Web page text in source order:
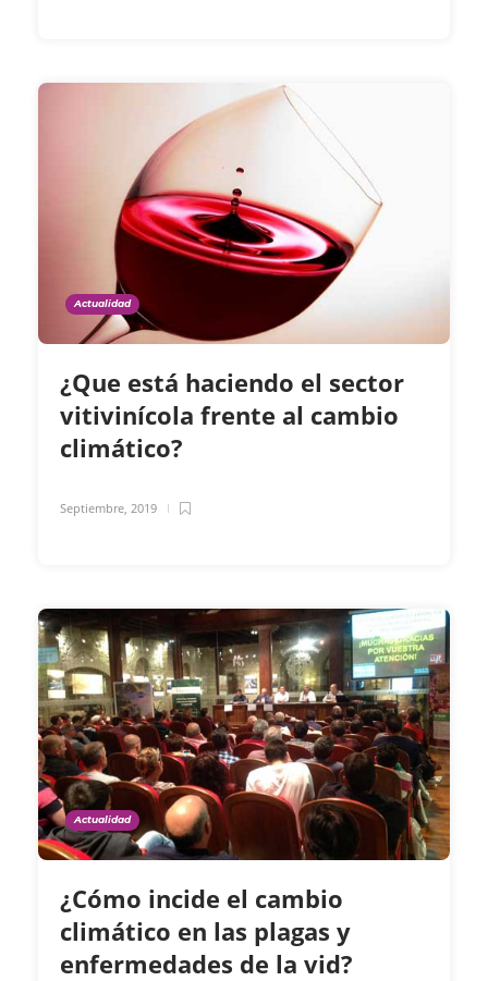
Actualidad
¿Que está haciendo el sector
vitivinícola frente al cambio
climático?
Septiembre, 2019
Actualidad
¿Cómo incide el cambio
climático en las plagas y
enfermedades de la vid?